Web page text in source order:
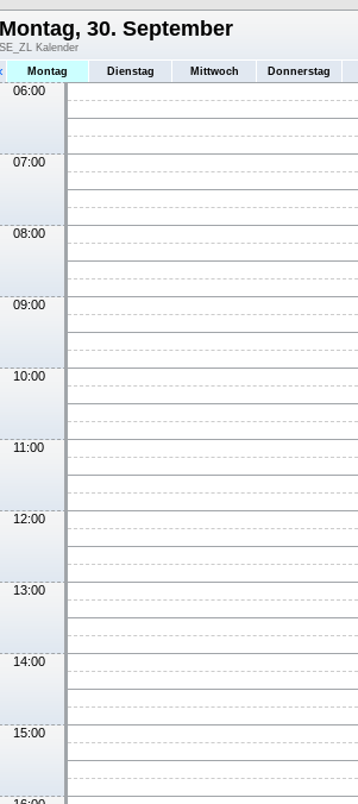
Montag, 30. September
SE_ZL Kalender
Montag Dienstag Mittwoch Donnerstag
06:00
07:00
08:00
09:00
10:00
11:00
12:00
13:00
14:00
15:00